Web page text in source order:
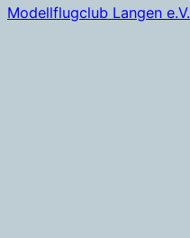
Modellflugclub Langen e.V.